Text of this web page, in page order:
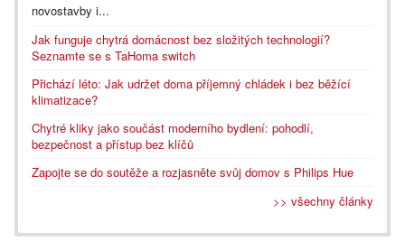
novostavby i...
Jak funguje chytrá domácnost bez složitých technologií?
Seznamte se s TaHoma switch
Přichází léto: Jak udržet doma příjemný chládek i bez běžící
klimatizace?
Chytré kliky jako součást moderního bydlení: pohodlí,
bezpečnost a přístup bez klíčů
Zapojte se do soutěže a rozjasněte svůj domov s Philips Hue
>> všechny články